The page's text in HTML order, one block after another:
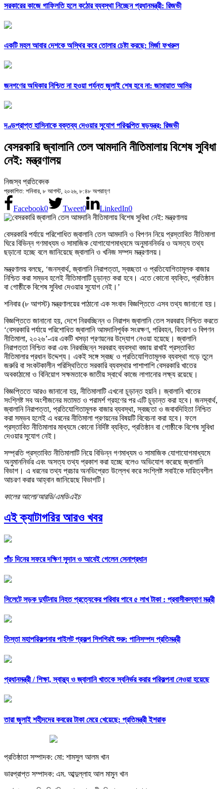
সরকারের কাজে গাফিলতি হলে কঠোর ব্যবস্থা নিচ্ছেন প্রধানমন্ত্রী: রিজভী
একটি মহল আবার দেশকে অস্থির করে তোলার চেষ্টা করছে: মির্জা ফখরুল
জনগণের অধিকার নিশ্চিত না হওয়া পর্যন্ত জুলাই শেষ হবে না: জামায়াত আমির
দণ্ডপ্রাপ্ত হাসিনাকে বক্তব্য দেওয়ার সুযোগ পরিকল্পিত ষড়যন্ত্র: রিজভী
বেসরকারি জ্বালানি তেল আমদানি নীতিমালায় বিশেষ সুবিধা
নেই: মন্ত্রণালয়
নিজস্ব প্রতিবেদক
প্রকাশিত: শনিবার, ৮ আগস্ট, ২০২৬, ৮:৪৮ অপরাহ্ণ
Facebook0 Tweet0 LinkedIn0
বেসরকারি পর্যায়ে পরিশোধিত জ্বালানি তেল আমদানি ও বিপণন নিয়ে প্রস্তাবিত নীতিমালা
ঘিরে বিভিন্ন গণমাধ্যম ও সামাজিক যোগাযোগমাধ্যমে অনুমাননির্ভর ও অসত্য তথ্য
ছড়ানো হচ্ছে বলে জানিয়েছে জ্বালানি ও খনিজ সম্পদ মন্ত্রণালয়।
মন্ত্রণালয় বলছে, ‘জনস্বার্থ, জ্বালানি নিরাপত্তা, স্বচ্ছতা ও প্রতিযোগিতামূলক বাজার
নিশ্চিত করা সম্ভব হলেই নীতিমালাটি চূড়ান্ত করা হবে। এতে কোনো ব্যক্তি, প্রতিষ্ঠান
বা গোষ্ঠীকে বিশেষ সুবিধা দেওয়ার সুযোগ নেই।’
শনিবার (৮ আগস্ট) মন্ত্রণালয়ের পাঠানো এক সংবাদ বিজ্ঞপ্তিতে এসব তথ্য জানানো হয়।
বিজ্ঞপ্তিতে জানানো হয়, দেশে নিরবচ্ছিন্ন ও নিরাপদ জ্বালানি তেল সরবরাহ নিশ্চিত করতে
‘বেসরকারি পর্যায়ে পরিশোধিত জ্বালানি আমদানিপূর্বক সংরক্ষণ, পরিবহন, বিতরণ ও বিপণন
নীতিমালা, ২০২৬’-এর একটি খসড়া প্রণয়নের উদ্যোগ নেওয়া হয়েছে। জ্বালানি
নিরাপত্তা নিশ্চিত করা এবং নিরবচ্ছিন্ন সরবরাহ ব্যবস্থা বজায় রাখাই প্রস্তাবিত
নীতিমালার প্রধান উদ্দেশ্য। একই সঙ্গে স্বচ্ছ ও প্রতিযোগিতামূলক ব্যবস্থা গড়ে তুলে
জরুরি বা সংকটকালীন পরিস্থিতিতে সরকারি ব্যবস্থার পাশাপাশি বেসরকারি খাতের
অবকাঠামো ও বিনিয়োগ সক্ষমতাকে জাতীয় স্বার্থে কাজে লাগানোর লক্ষ্য রয়েছে।
বিজ্ঞপ্তিতে আরও জানানো হয়, নীতিমালাটি এখনো চূড়ান্ত হয়নি। জ্বালানি খাতের
সংশ্লিষ্ট সব অংশীজনের মতামত ও পরামর্শ গ্রহণের পর এটি চূড়ান্ত করা হবে। জনস্বার্থ,
জ্বালানি নিরাপত্তা, প্রতিযোগিতামূলক বাজার ব্যবস্থা, স্বচ্ছতা ও জবাবদিহিতা নিশ্চিত
করা সম্ভব হলেই এ ধরনের নীতিমালা প্রণয়নের বিষয়টি বিবেচনা করা হবে। ফলে
প্রস্তাবিত নীতিমালার মাধ্যমে কোনো নির্দিষ্ট ব্যক্তি, প্রতিষ্ঠান বা গোষ্ঠীকে বিশেষ সুবিধা
দেওয়ার সুযোগ নেই।
সম্প্রতি প্রস্তাবিত নীতিমালাটি নিয়ে বিভিন্ন গণমাধ্যম ও সামাজিক যোগাযোগমাধ্যমে
অনুমাননির্ভর এবং অসত্য তথ্য প্রকাশ করা হচ্ছে বলেও অভিযোগ করেছে জ্বালানি
বিভাগ। এ ধরনের তথ্য প্রচার অনভিপ্রেত উল্লেখ করে সংশ্লিষ্ট সবাইকে দায়িত্বশীল
আচরণ করার আহ্বান জানিয়েছে বিভাগটি।
কালের আলো/আরডি/এমডিএইচ
এই ক্যাটাগরির আরও খবর
পাঁচ দিনের সফরে দক্ষিণ সুদান ও আবেই গেলেন সেনাপ্রধান
সিলেটে সড়ক দুর্ঘটনায় নিহত প্রত্যেকের পরিবার পাবে ৫ লাখ টাকা : প্রবাসীকল্যাণ মন্ত্রী
তিস্তা মহাপরিকল্পনার পাইলট প্রকল্প শিগগিরই শুরু: পানিসম্পদ প্রতিমন্ত্রী
প্রধানমন্ত্রী /শিক্ষা, স্বাস্থ্য ও জ্বালানি খাতকে স্বনির্ভর করার পরিকল্পনা নেওয়া হয়েছে
তারা জুলাই শহীদদের কবরের টাকা মেরে খেয়েছে: প্রতিমন্ত্রী ইশরাক
প্রতিষ্ঠাতা সম্পাদক: মো: শামসুল আলম খান
ভারপ্রাপ্ত সম্পাদক: এম. আব্দুল্লাহ আল মামুন খান